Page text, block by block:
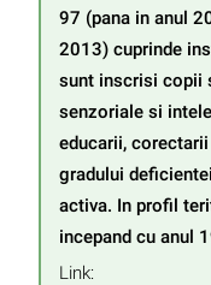
97 (pana in anul
2013) cuprinde
sunt inscrisi copii
senzoriale si
educarii,
gradului
activa. In profil
incepand cu anul
Link: